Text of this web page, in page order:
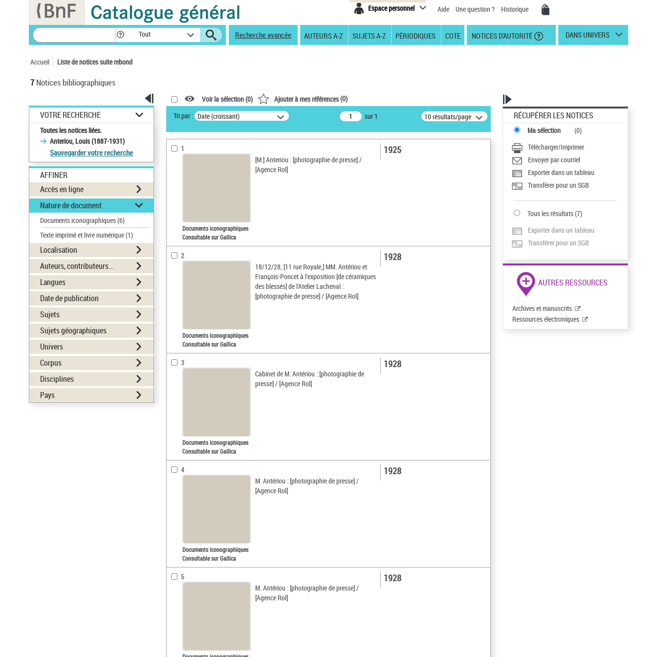
Espace personnel Aide Une question ? Historique
Tout Recherche avancée AUTEURS A-Z SUJETS A-Z PÉRIODIQUES COTE NOTICES D'AUTORITÉ DANS UNIVERS
Accueil Liste de notices suite rebond
7Notices bibliographiques
VOTRE RECHERCHE
Toutes les notices liées.
Anteriou, Louis (1887-1931)
Sauvegarder votre recherche
AFFINER
Accès en ligne
Nature de document
Documents iconographiques(6)
Texte imprimé et livre numérique(1)
Localisation
Auteurs, contributeurs...
Langues
Date de publication
Sujets
Sujets géographiques
Univers
Corpus
Disciplines
Pays
Voir la sélection (0) Ajouter à mes références(0)
Tri par : Date (croissant) sur 1 10 résultats/page
1
[M.] Anteriou : [photographie de presse] /
[Agence Rol]
1925
Documents iconographiques
Consultable sur Gallica
2
18/12/28, [11 rue Royale,] MM. Antériou et
François-Poncet à l'exposition [de céramiques
des blessés] de l'Atelier Lachenal :
[photographie de presse] / [Agence Rol]
1928
Documents iconographiques
Consultable sur Gallica
3
Cabinet de M. Antériou : [photographie de
presse] / [Agence Rol]
1928
Documents iconographiques
Consultable sur Gallica
4
M. Antériou : [photographie de presse] /
[Agence Rol]
1928
Documents iconographiques
Consultable sur Gallica
5
M. Antériou : [photographie de presse] /
[Agence Rol]
1928
RÉCUPÉRER LES NOTICES
Ma sélection (0)
Télécharger/Imprimer
Envoyer par courriel
Exporter dans un tableau
Transférer pour un SGB
Tous les résultats(7)
Exporter dans un tableau
Transférer pour un SGB
AUTRES RESSOURCES
Archives et manuscrits
Ressources électroniques
Panneau de gestion des cookies